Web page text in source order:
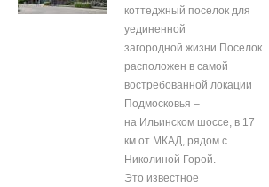
коттеджный поселок для
уединенной
загородной жизни.Поселок
расположен в самой
востребованной локации
Подмосковья –
на Ильинском шоссе, в 17
км от МКАД, рядом с
Николиной Горой.
Это известное